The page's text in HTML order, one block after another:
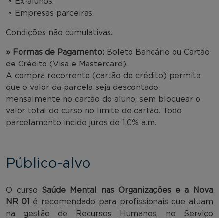
• Empresas parceiras.
Condições não cumulativas.
» Formas de Pagamento: Boleto Bancário ou Cartão
de Crédito (Visa e Mastercard).
A compra recorrente (cartão de crédito) permite
que o valor da parcela seja descontado
mensalmente no cartão do aluno, sem bloquear o
valor total do curso no limite de cartão. Todo
parcelamento incide juros de 1,0% a.m.
Público-alvo
O curso Saúde Mental nas Organizações e a Nova
NR 01
é recomendado para profissionais que atuam
na gestão de Recursos Humanos, no Serviço